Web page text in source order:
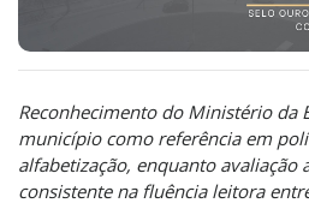
Reconhecimento do Ministério da
município como referência em
alfabetização, enquanto avaliação
consistente na fluência leitora